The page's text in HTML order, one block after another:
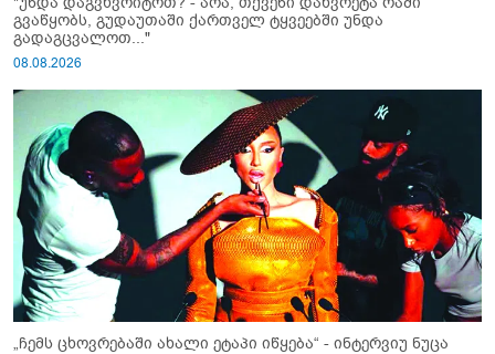
გვაწყობს, გუდაუთაში ქართველ ტყვეებში უნდა
გადაგცვალოთ..."
08.08.2026
„ჩემს ცხოვრებაში ახალი ეტაპი იწყება“ - ინტერვიუ ნუცა